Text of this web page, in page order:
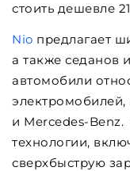
стоить дешевле
Nio предлагает
а также седанов
автомобили
и Mercedes-Benz.
технологии,
сверхбыструю